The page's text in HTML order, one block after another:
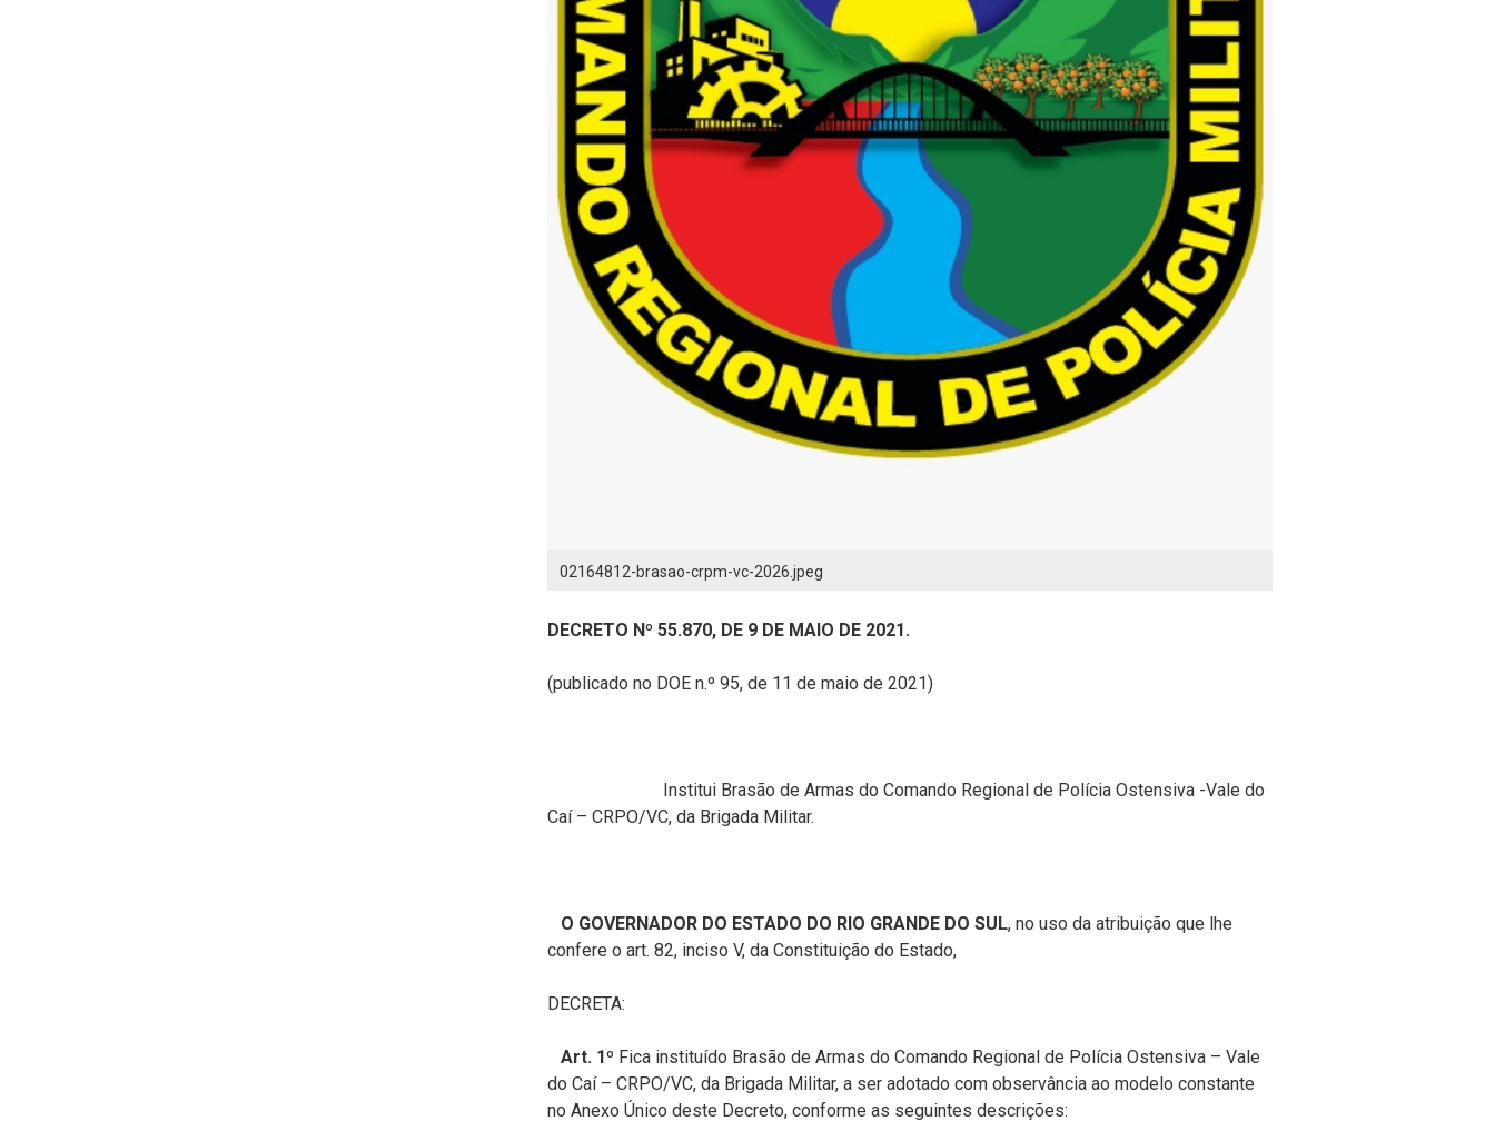
02164812-brasao-crpm-vc-2026.jpeg
DECRETO Nº 55.870, DE 9 DE MAIO DE 2021.
(publicado no DOE n.º 95, de 11 de maio de 2021)
Institui Brasão de Armas do Comando Regional de Polícia Ostensiva -Vale do
Caí – CRPO/VC, da Brigada Militar.
O GOVERNADOR DO ESTADO DO RIO GRANDE DO SUL, no uso da atribuição que lhe
confere o art. 82, inciso V, da Constituição do Estado,
DECRETA:
Art. 1º Fica instituído Brasão de Armas do Comando Regional de Polícia Ostensiva – Vale
do Caí – CRPO/VC, da Brigada Militar, a ser adotado com observância ao modelo constante
no Anexo Único deste Decreto, conforme as seguintes descrições: